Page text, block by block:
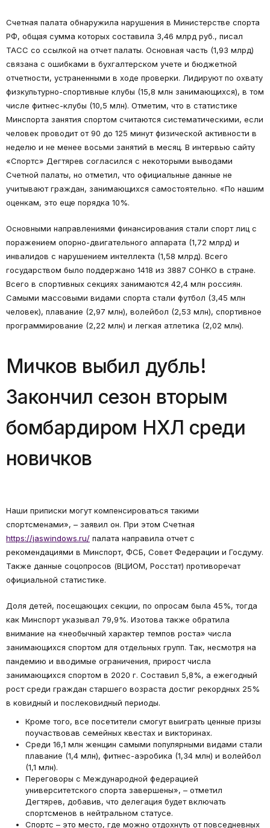
Счетная палата обнаружила нарушения в Министерстве спорта
РФ, общая сумма которых составила 3,46 млрд руб., писал
ТАСС со ссылкой на отчет палаты. Основная часть (1,93 млрд)
связана с ошибками в бухгалтерском учете и бюджетной
отчетности, устраненными в ходе проверки. Лидируют по охвату
физкультурно-спортивные клубы (15,8 млн занимающихся), в том
числе фитнес-клубы (10,5 млн). Отметим, что в статистике
Минспорта занятия спортом считаются систематическими, если
человек проводит от 90 до 125 минут физической активности в
неделю и не менее восьми занятий в месяц. В интервью сайту
«Спортс» Дегтярев согласился с некоторыми выводами
Счетной палаты, но отметил, что официальные данные не
учитывают граждан, занимающихся самостоятельно. «По нашим
оценкам, это еще порядка 10%.
Основными направлениями финансирования стали спорт лиц с
поражением опорно-двигательного аппарата (1,72 млрд) и
инвалидов с нарушением интеллекта (1,58 млрд). Всего
государством было поддержано 1418 из 3887 СОНКО в стране.
Всего в спортивных секциях занимаются 42,4 млн россиян.
Самыми массовыми видами спорта стали футбол (3,45 млн
человек), плавание (2,97 млн), волейбол (2,53 млн), спортивное
программирование (2,22 млн) и легкая атлетика (2,02 млн).
Мичков выбил дубль!
Закончил сезон вторым
бомбардиром НХЛ среди
новичков
Наши приписки могут компенсироваться такими
спортсменами», – заявил он. При этом Счетная
https://jaswindows.ru/ палата направила отчет с
рекомендациями в Минспорт, ФСБ, Совет Федерации и Госдуму.
Также данные соцопросов (ВЦИОМ, Росстат) противоречат
официальной статистике.
Доля детей, посещающих секции, по опросам была 45%, тогда
как Минспорт указывал 79,9%. Изотова также обратила
внимание на «необычный характер темпов роста» числа
занимающихся спортом для отдельных групп. Так, несмотря на
пандемию и вводимые ограничения, прирост числа
занимающихся спортом в 2020 г. Составил 5,8%, а ежегодный
рост среди граждан старшего возраста достиг рекордных 25%
в ковидный и послековидный периоды.
Кроме того, все посетители смогут выиграть ценные призы
поучаствовав семейных квестах и викторинах.
Среди 16,1 млн женщин самыми популярными видами стали
плавание (1,4 млн), фитнес-аэробика (1,34 млн) и волейбол
(1,1 млн).
Переговоры с Международной федерацией
университетского спорта завершены», – отметил
Дегтярев, добавив, что делегация будет включать
спортсменов в нейтральном статусе.
Спортс – это место, где можно отдохнуть от повседневных